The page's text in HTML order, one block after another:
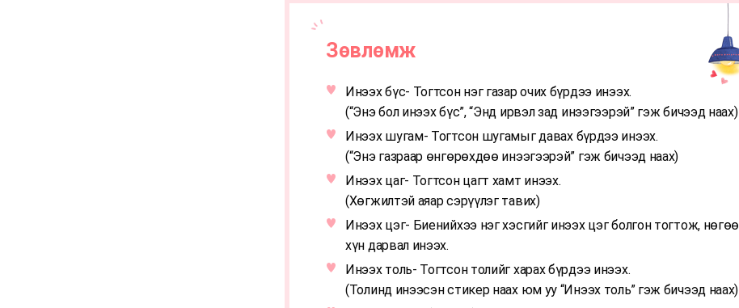
Зөвлөмж
Инээх бүс- Тогтсон нэг газар очих бүрдээ инээх.
(“Энэ бол инээх бүс”, “Энд ирвэл зад инээгээрэй” гэж бичээд наах)
Инээх шугам- Тогтсон шугамыг давах бүрдээ инээх.
(“Энэ газраар өнгөрөхдөө инээгээрэй” гэж бичээд наах)
Инээх цаг- Тогтсон цагт хамт инээх.
(Хөгжилтэй аяар сэрүүлэг тавих)
Инээх цэг- Биенийхээ нэг хэсгийг инээх цэг болгон тогтож, нөгөө
хүн дарвал инээх.
Инээх толь- Тогтсон толийг харах бүрдээ инээх.
(Толинд инээсэн стикер наах юм уу “Инээх толь” гэж бичээд наах)